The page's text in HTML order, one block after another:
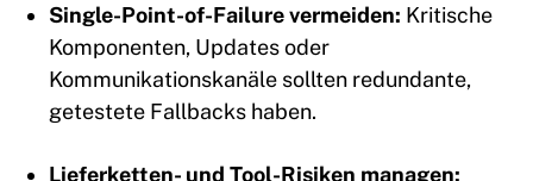
Single-Point-of-Failure vermeiden: Kritische
Komponenten, Updates oder
Kommunikationskanäle sollten redundante,
getestete Fallbacks haben.
Lieferketten- und Tool-Risiken managen: